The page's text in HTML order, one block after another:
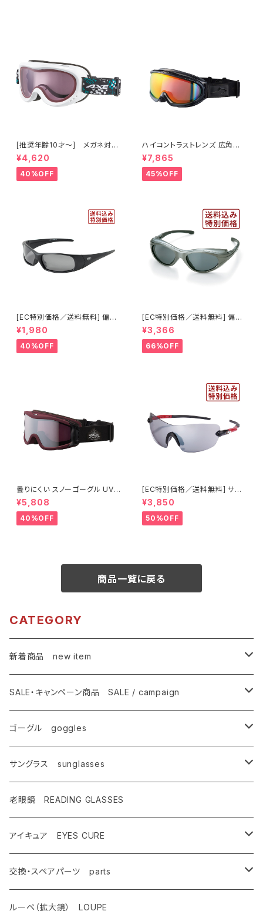
[推奨年齢10才～] メガネ対応
スノーゴーグル ダブルレンズ U
Vカット スキー スノボ 【AX260
-WD WT】 ホワイト ピンクレン
ズ 曇りにくい 紫外線対策 アジ
¥4,620
40%OFF
ハイコントラストレンズ 広角視
野モデル スノーゴーグル UVカ
ット スキー スノボ 【AX888-W
CM RE】 シャイニーブラック レ
ッドミラー 紫外線対策 曇りにく
ット [AXE アックス]
¥7,865
45%OFF
[EC特別価格／送料無料] 偏光
レンズ サングラス UVカット 【特
価1035】 紫外線対策 アウトド
ア ランニング ウォーキング サイ
クリング [AXE アックス]
¥1,980
40%OFF
[EC特別価格／送料無料] 偏光
レンズ サイドガード付き サン
グラス UVカット 【特価603】 紫
外線対策 アウトドア ランニング
ウォーキング サイクリング [AXE
¥3,366
66%OFF
曇りにくい スノーゴーグル UVカ
ット ユニセックス スキー スノボ
【OMW-785 MBG】 マットバー
ガンディカラー シルバーミラー
紫外線対策 曇り止め加工 メガ
¥5,808
40%OFF
[EC特別価格／送料無料] サン
グラス UVカット 【特価420】 紫
外線対策 アウトドア ランニング
ウォーキング サイクリング [AXE
アックス]
¥3,850
50%OFF
商品一覧に戻る
CATEGORY
新着商品 new item
ゴーグル
サングラス
SALE・キャンペーン商品 SALE / campaign
SALE・特価商品
キャンペーン対象商品
ゴーグル goggles
メンズ Mens
AX900
AX800
レディース Ladies
AX800
OMW-785
ティーン Teen's
AX290
AX280
キッズ Kids
AX250-WD
ハイコン High contrast
サングラス sunglasses
偏光サングラス polarized
ASP-495
ASP-217
調光レンズ photochromic
ASPシリーズ
ドライブウェアレンズ
夜間運転適合モデル for night driving
サングラスタイプ
スポーツサングラス sports
老眼鏡 READING GLASSES
アイキュア EYES CURE
大人用 For adults
子供用 For kids
交換・スペアパーツ parts
先セル
ルーペ（拡大鏡） LOUPE